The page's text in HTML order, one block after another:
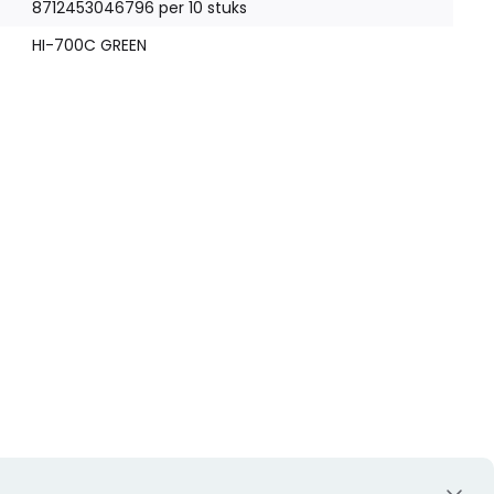
8712453046796 per 10 stuks
HI-700C GREEN